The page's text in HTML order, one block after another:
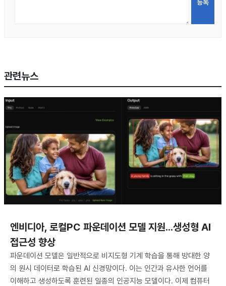
관련뉴스
엔비디아, 로컬PC 파운데이션 모델 지원...생성형 AI
접근성 향상
파운데이션 모델은 일반적으로 비지도형 기계 학습을 통해 방대한 양
의 원시 데이터로 학습된 AI 신경망이다. 이는 인간과 유사한 언어를
이해하고 생성하도록 훈련된 일종의 인공지능 모델이다. 이제 컴퓨터